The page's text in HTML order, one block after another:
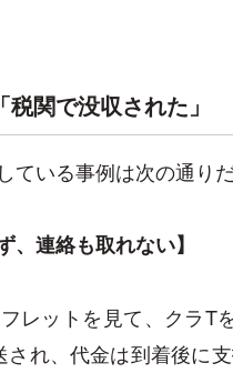
関で没収された」
いる事例は次の通りだ
、連絡も取れない】
レットを見て、クラT
れ、代金は到着後に